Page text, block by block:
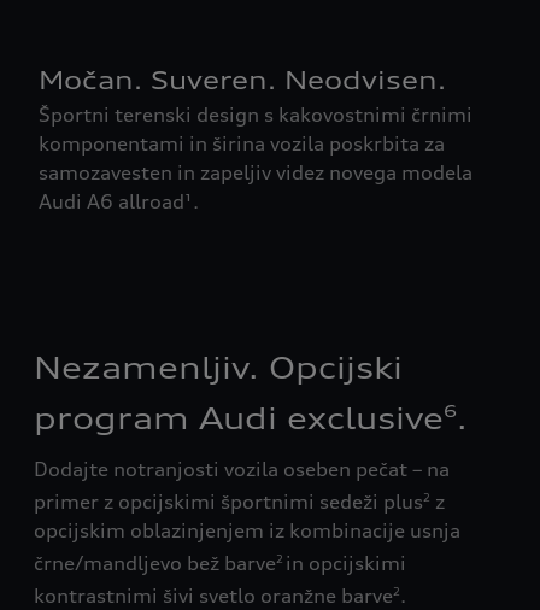
Močan. Suveren. Neodvisen.
Športni terenski design s kakovostnimi črnimi
komponentami in širina vozila poskrbita za
samozavesten in zapeljiv videz novega modela
Audi A6 allroad¹.
Nezamenljiv. Opcijski
program Audi exclusive6.
Dodajte notranjosti vozila oseben pečat – na
primer z opcijskimi športnimi sedeži plus2 z
opcijskim oblazinjenjem iz kombinacije usnja
črne/mandljevo bež barve2 in opcijskimi
kontrastnimi šivi svetlo oranžne barve2.